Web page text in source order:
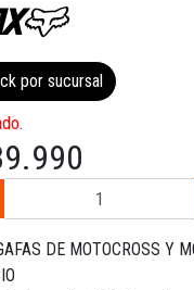
por sucursal
DE MOTOCROSS Y